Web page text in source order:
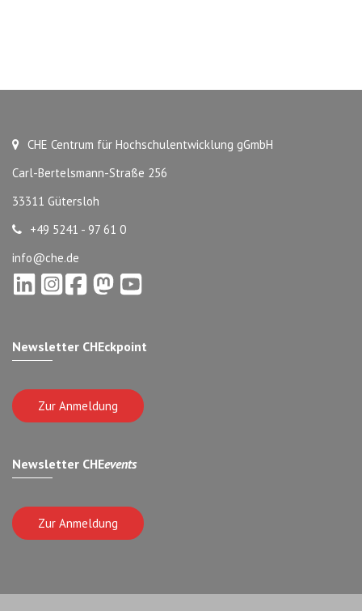
CHE Centrum für Hochschulentwicklung gGmbH
Carl-Bertelsmann-Straße 256
33311 Gütersloh
+49 5241 - 97 61 0
info@che.de
Newsletter CHEckpoint
Zur Anmeldung
Newsletter CHEevents
Zur Anmeldung